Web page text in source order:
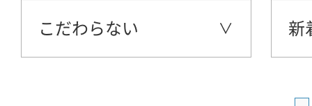
こだわらない 新